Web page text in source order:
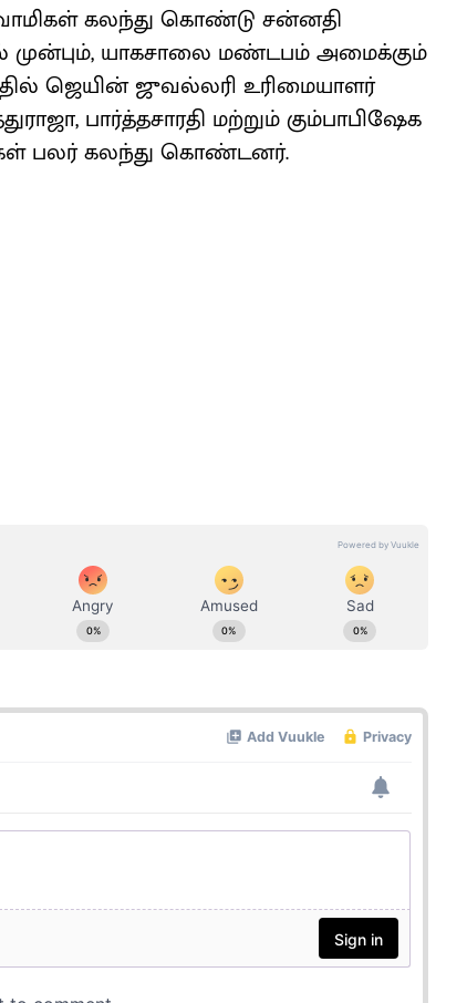
கலந்து கொண்டு சன்னதி
முன்பும், யாகசாலை மண்டபம் அமைக்கும்
ஜெயின் ஜுவல்லரி உரிமையாளர்
பார்த்தசாரதி மற்றும் கும்பாபிஷேக
பலர் கலந்து கொண்டனர்.